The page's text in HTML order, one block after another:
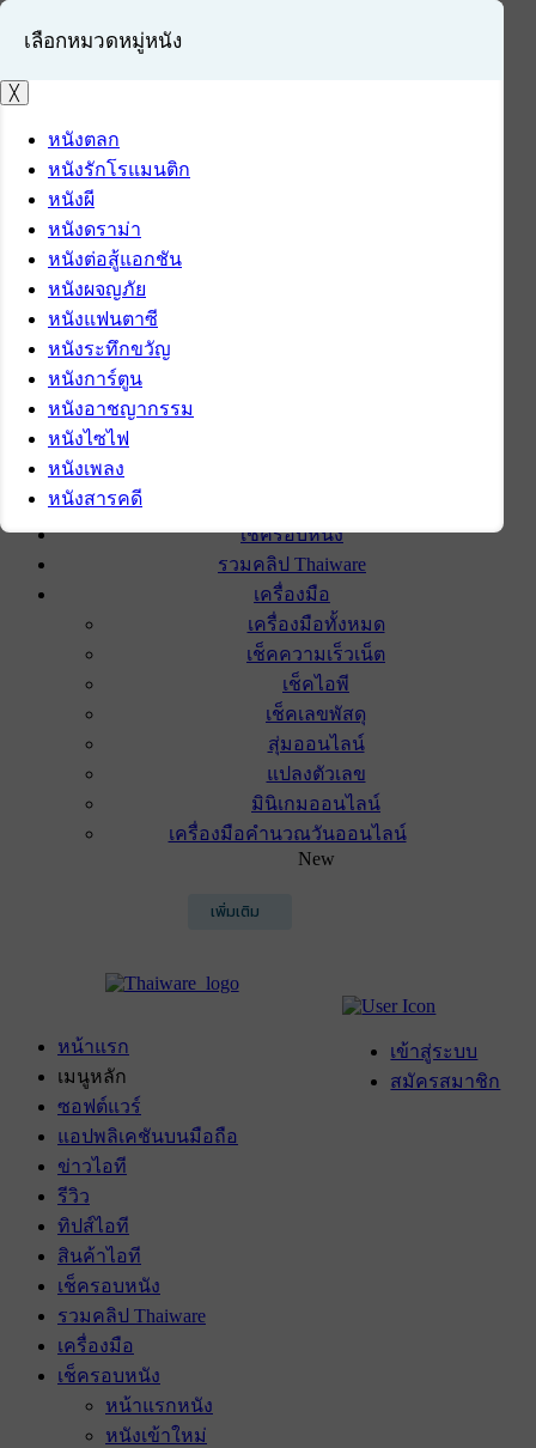
เข้าสู่ระบบ
สมัครสมาชิก
เช็ครอบหนัง
รวมคลิป Thaiware
เครื่องมือ
เครื่องมือทั้งหมด
เช็คความเร็วเน็ต
เช็คไอพี
เช็คเลขพัสดุ
สุ่มออนไลน์
แปลงตัวเลข
มินิเกมออนไลน์
เครื่องมือคำนวณวันออนไลน์
New
เพิ่มเติม
เข้าสู่ระบบ
สมัครสมาชิก
หน้าแรก
เมนูหลัก
ซอฟต์แวร์
แอปพลิเคชันบนมือถือ
ข่าวไอที
รีวิว
ทิปส์ไอที
สินค้าไอที
เช็ครอบหนัง
รวมคลิป Thaiware
เครื่องมือ
เช็ครอบหนัง
หน้าแรกหนัง
หนังเข้าใหม่
เลือกหมวดหมู่หนัง
╳
หนังตลก
หนังรักโรแมนติก
หนังผี
หนังดราม่า
หนังต่อสู้แอกชัน
หนังผจญภัย
หนังแฟนตาซี
หนังระทึกขวัญ
หนังการ์ตูน
หนังอาชญากรรม
หนังไซไฟ
หนังเพลง
หนังสารคดี